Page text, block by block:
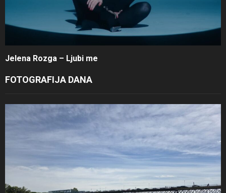
Jelena Rozga – Ljubi me
FOTOGRAFIJA DANA